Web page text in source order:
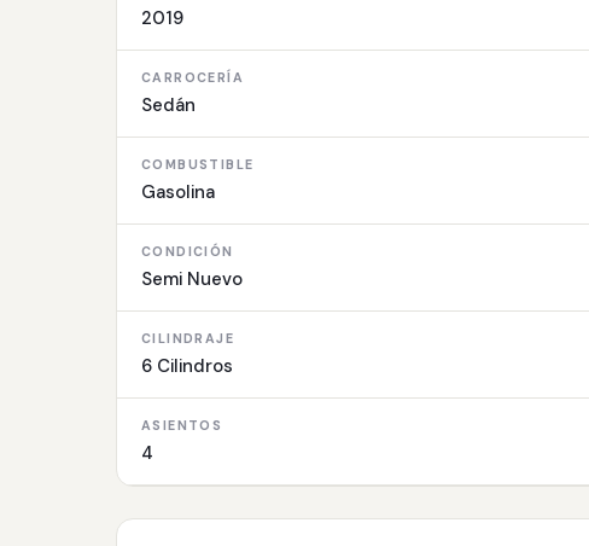
2019
CARROCERÍA
Sedán
COMBUSTIBLE
Gasolina
CONDICIÓN
Semi Nuevo
CILINDRAJE
6 Cilindros
ASIENTOS
4